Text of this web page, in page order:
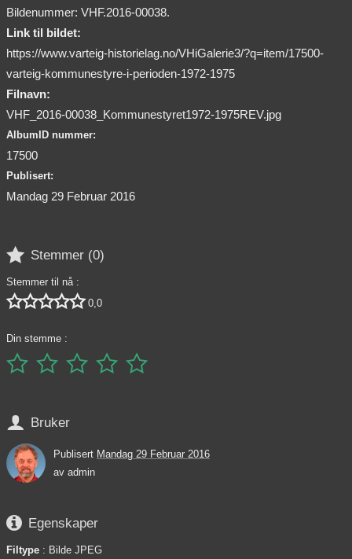
Bildenummer: VHF.2016-00038.
Link til bildet:
https://www.varteig-historielag.no/VHiGalerie3/?q=item/17500-
varteig-kommunestyre-i-perioden-1972-1975
Filnavn:
VHF_2016-00038_Kommunestyret1972-1975REV.jpg
AlbumID nummer:
17500
Publisert:
Mandag 29 Februar 2016
 Stemmer (0)
Stemmer til nå :
 0,0
Din stemme :
    
 Bruker
Publisert Mandag 29 Februar 2016
av admin
 Egenskaper
Filtype : Bilde JPEG